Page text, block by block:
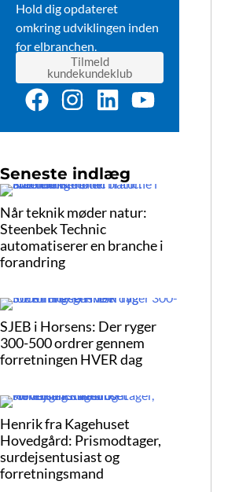
Hold dig opdateret
omkring udviklingen inden
for elbranchen.
Tilmeld
kundekundeklub
F
a
c
e
b
o
o
k
I
n
s
t
a
g
r
a
L
i
n
k
e
d
i
n
Y
u
u
b
e
Seneste indlæg
Når teknik møder natur:
Steenbek Technic
automatiserer en branche i
forandring
SJEB i Horsens: Der ryger
300-500 ordrer gennem
forretningen HVER dag
Henrik fra Kagehuset
Hovedgård: Prismodtager,
surdejsentusiast og
forretningsmand